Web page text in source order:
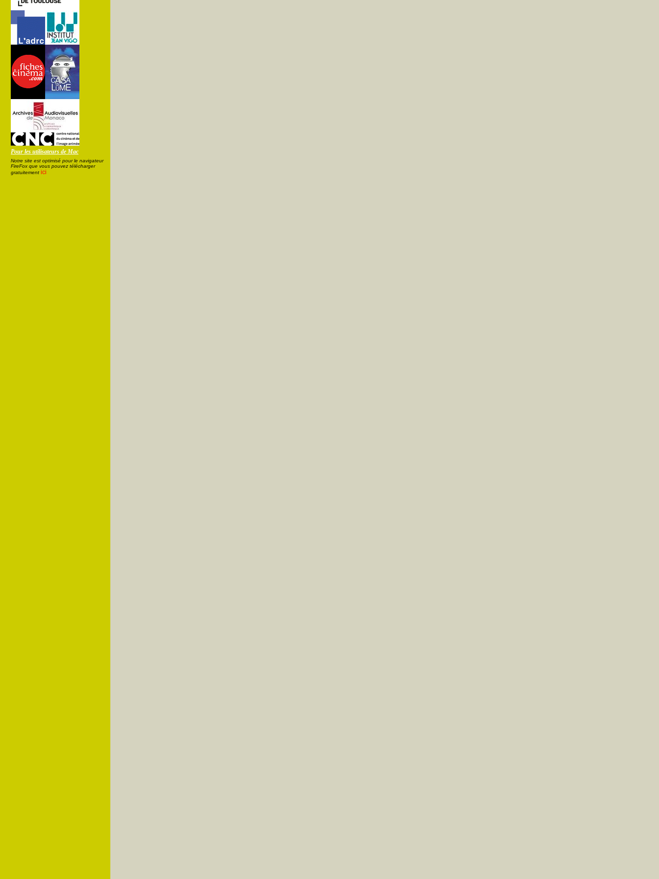
Pour les utilisateurs de Mac
Notre site est optimisé pour le navigateur
FireFox que vous pouvez télécharger
gratuitement ici